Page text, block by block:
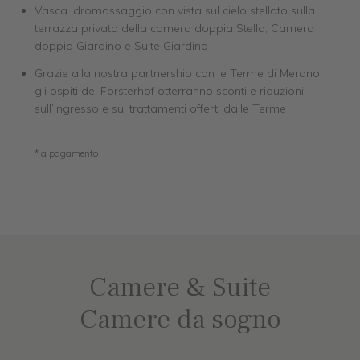
Vasca idromassaggio con vista sul cielo stellato sulla
terrazza privata della camera doppia Stella, Camera
doppia Giardino e Suite Giardino
Grazie alla nostra partnership con le Terme di Merano,
gli ospiti del Forsterhof otterranno sconti e riduzioni
sull’ingresso e sui trattamenti offerti dalle Terme
* a pagamento
Camere & Suite
Camere da sogno